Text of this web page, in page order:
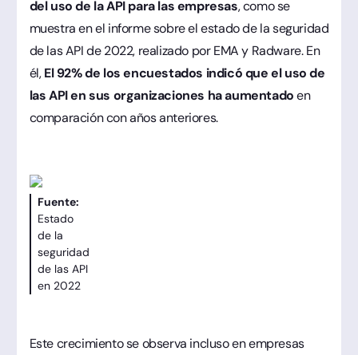
del uso de la API para las empresas, como se
muestra en el informe sobre el estado de la seguridad
de las API de 2022, realizado por EMA y Radware. En
él,El 92% de los encuestados indicó que el uso de
las API en sus organizaciones ha aumentadoen
comparación con años anteriores.
Fuente:
Estado
de la
seguridad
de las API
en 2022
Este crecimiento se observa incluso en empresas